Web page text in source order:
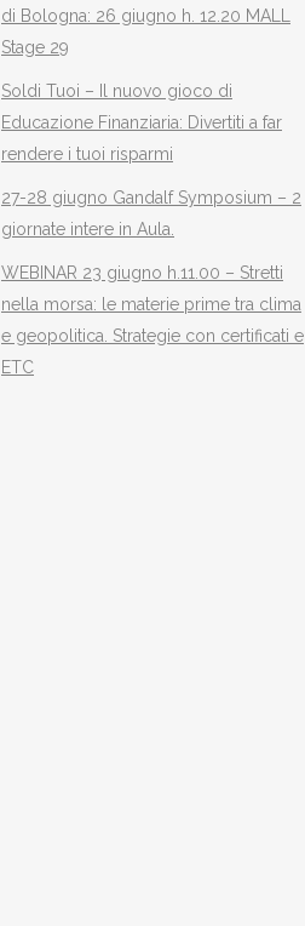
di Bologna: 26 giugno h. 12.20 MALL
Stage 29
Soldi Tuoi – Il nuovo gioco di
Educazione Finanziaria: Divertiti a far
rendere i tuoi risparmi
27-28 giugno Gandalf Symposium – 2
giornate intere in Aula.
WEBINAR 23 giugno h.11.00 – Stretti
nella morsa: le materie prime tra clima
e geopolitica. Strategie con certificati e
ETC